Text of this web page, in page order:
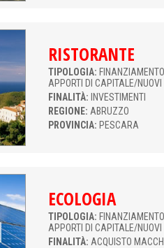
RISTORANTE
TIPOLOGIA:
APPORTI DI CAPITALE/NUOVI
FINALITÀ: INVESTIMENTI
REGIONE: ABRUZZO
PROVINCIA: PESCARA
ECOLOGIA
TIPOLOGIA:
APPORTI DI CAPITALE/NUOVI
FINALITÀ: ACQUISTO